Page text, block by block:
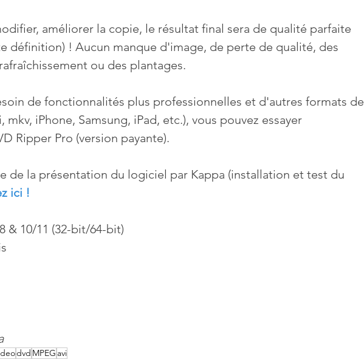
améliorer la copie, le résultat final sera de qualité parfaite
définition) ! Aucun manque d'image, de perte de qualité, des
ou des plantages.
de fonctionnalités plus professionnelles et d'autres formats de
mkv, iPhone, Samsung, iPad, etc.), vous pouvez essayer
Ripper Pro (version payante).
de la présentation du logiciel par Kappa (installation et test du
ici !
& 10/11 (32-bit/64-bit)
dvd MPEG avi